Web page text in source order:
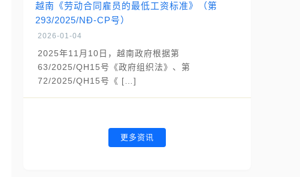
越南《劳动合同雇员的最低工资标准》（第
293/2025/NĐ-CP号）
2026-01-04
2025年11月10日，越南政府根据第
63/2025/QH15号《政府组织法》、第
72/2025/QH15号《 […]
更多资讯